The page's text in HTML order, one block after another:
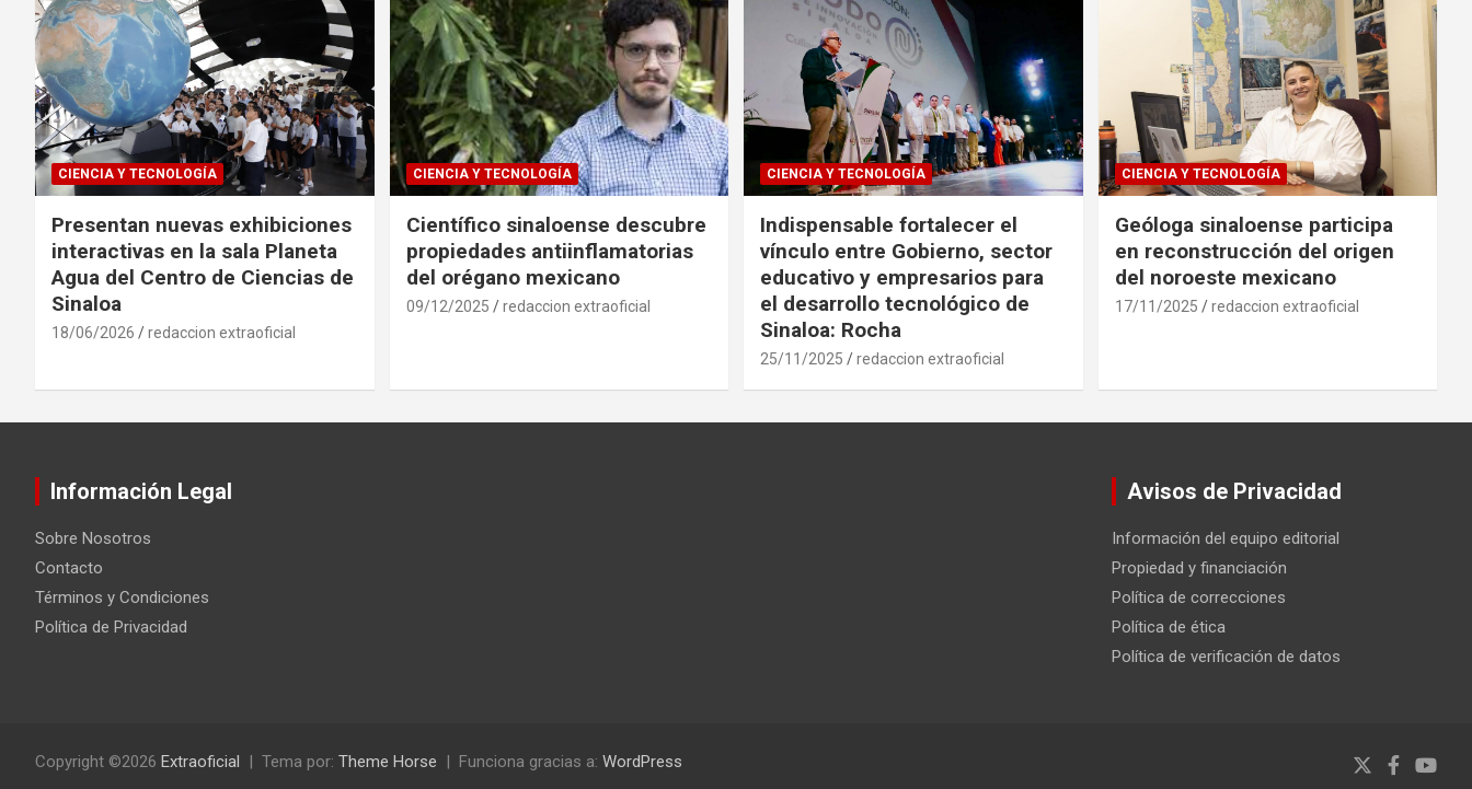
CIENCIA Y TECNOLOGÍA
Presentan nuevas exhibiciones
interactivas en la sala Planeta
Agua del Centro de Ciencias de
Sinaloa
18/06/2026 redaccion extraoficial
CIENCIA Y TECNOLOGÍA
Científico sinaloense descubre
propiedades antiinflamatorias
del orégano mexicano
09/12/2025 redaccion extraoficial
CIENCIA Y TECNOLOGÍA
Indispensable fortalecer el
vínculo entre Gobierno, sector
educativo y empresarios para
el desarrollo tecnológico de
Sinaloa: Rocha
25/11/2025 redaccion extraoficial
CIENCIA Y TECNOLOGÍA
Geóloga sinaloense participa
en reconstrucción del origen
del noroeste mexicano
17/11/2025 redaccion extraoficial
Información Legal
Sobre Nosotros
Contacto
Términos y Condiciones
Política de Privacidad
Avisos de Privacidad
Información del equipo editorial
Propiedad y financiación
Política de correcciones
Política de ética
Política de verificación de datos
Copyright ©2026 Extraoficial Tema por: Theme Horse Funciona gracias a: WordPress